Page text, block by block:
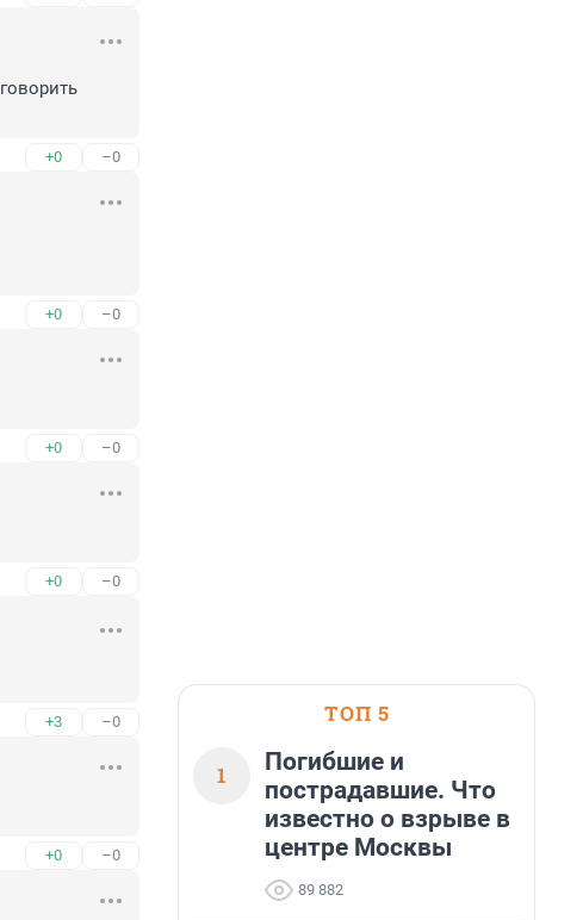
+0 –0
+0 –0
+0 –0
+0 –0
+3 –0
+0 –0
ТОП 5
1
Погибшие и
пострадавшие. Что
известно о взрыве в
центре Москвы
89 882